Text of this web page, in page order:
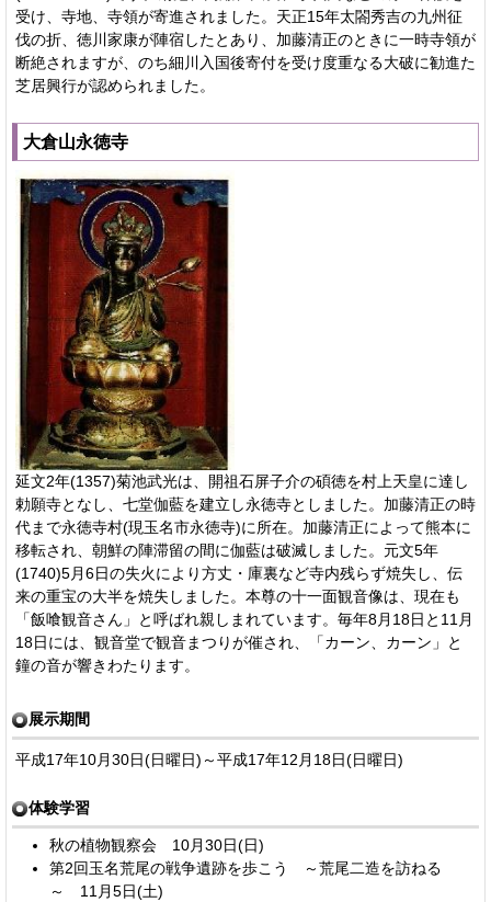
受け、寺地、寺領が寄進されました。天正15年太閤秀吉の九州征
伐の折、徳川家康が陣宿したとあり、加藤清正のときに一時寺領が
断絶されますが、のち細川入国後寄付を受け度重なる大破に勧進た
芝居興行が認められました。
大倉山永徳寺
延文2年(1357)菊池武光は、開祖石屏子介の碩徳を村上天皇に達し
勅願寺となし、七堂伽藍を建立し永徳寺としました。加藤清正の時
代まで永徳寺村(現玉名市永徳寺)に所在。加藤清正によって熊本に
移転され、朝鮮の陣滞留の間に伽藍は破滅しました。元文5年
(1740)5月6日の失火により方丈・庫裏など寺内残らず焼失し、伝
来の重宝の大半を焼失しました。本尊の十一面観音像は、現在も
「飯喰観音さん」と呼ばれ親しまれています。毎年8月18日と11月
18日には、観音堂で観音まつりが催され、「カーン、カーン」と
鐘の音が響きわたります。
展示期間
平成17年10月30日(日曜日)～平成17年12月18日(日曜日)
体験学習
秋の植物観察会 10月30日(日)
第2回玉名荒尾の戦争遺跡を歩こう ～荒尾二造を訪ねる
～ 11月5日(土)